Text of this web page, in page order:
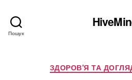
Пошук
ЗДОРОВ'Я ТА